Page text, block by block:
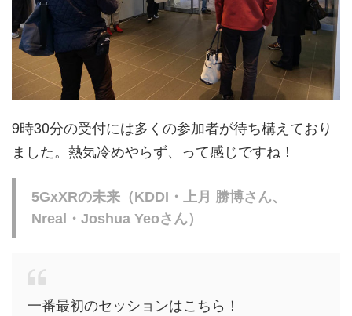
9時30分の受付には多くの参加者が待ち構えており
ました。熱気冷めやらず、って感じですね！
5GxXRの未来（KDDI・上月 勝博さん、
Nreal・Joshua Yeoさん）
一番最初のセッションはこちら！